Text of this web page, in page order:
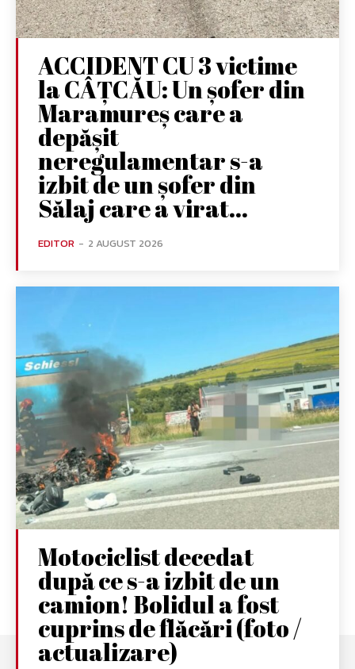
ACCIDENT CU 3 victime
la CÂȚCĂU: Un șofer din
Maramureș care a
depășit
neregulamentar s-a
izbit de un șofer din
Sălaj care a virat...
EDITOR - 2 AUGUST 2026
Motociclist decedat
după ce s-a izbit de un
camion! Bolidul a fost
cuprins de flăcări (foto /
actualizare)